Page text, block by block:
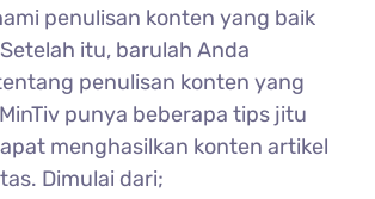
penulisan konten yang baik
itu, barulah Anda
penulisan konten yang
MinTiv punya beberapa tips jitu
menghasilkan konten artikel
Dimulai dari;